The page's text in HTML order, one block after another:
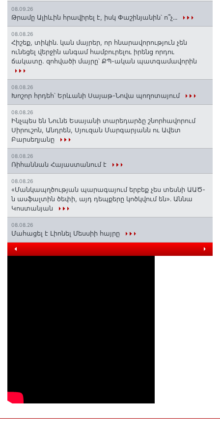
08.09.26
Թրամը Ալիևին հրավիրել է, իսկ Փաշինյանին՝ ո՞չ․․․
08.08.26
Հիշեք, տիկին․ կան մայրեր, որ հնարավորություն չեն
ունեցել վերջին անգամ համբուրելու իրենց որդու
ճակատը. զոհվածի մայրը՝ ՔՊ-ական պատգամավորին
08.08.26
Խոշոր հրդեհ՝ Երևանի Սայաթ-Նովա պողոտայում
08.08.26
Ինչպես են Նունե Եսայանի տարեդարձը շնորհավորում
Սիրուշոն, Անդրեն, Սյուզան Մարգարյանն ու Ավետ
Բարսեղյանը
08.08.26
Ռիհաննան Հայաստանում է
08.08.26
«Մանկապղծության պարագայում երբեք չես տեսնի ԱԱԾ-
ն ասֆալտին ծեփի, այդ դեպքերը կոծկվում են»․ Աննա
Կոստանյան
08.08.26
Մահացել է Լիոնել Մեսսիի հայրը